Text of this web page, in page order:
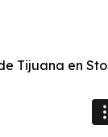
Tijuana en